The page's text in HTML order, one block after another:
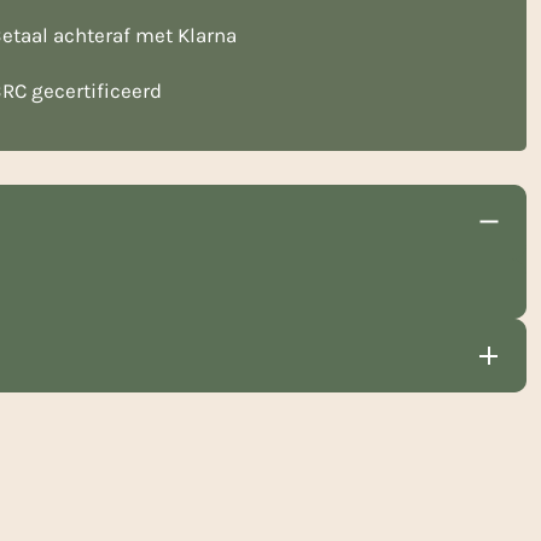
achteraf met Klarna
gecertificeerd